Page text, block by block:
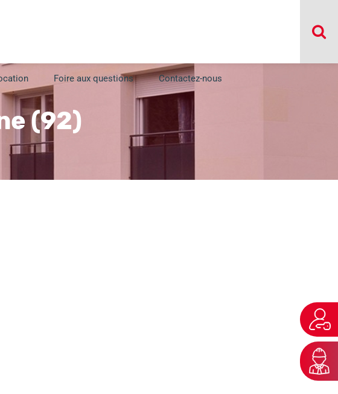
Foire aux questions Contactez-nous
(92)